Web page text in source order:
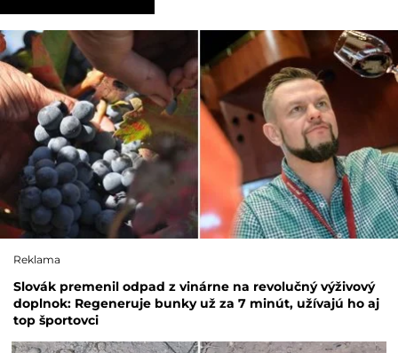
Reklama
Slovák premenil odpad z vinárne na revolučný výživový
doplnok: Regeneruje bunky už za 7 minút, užívajú ho aj
top športovci